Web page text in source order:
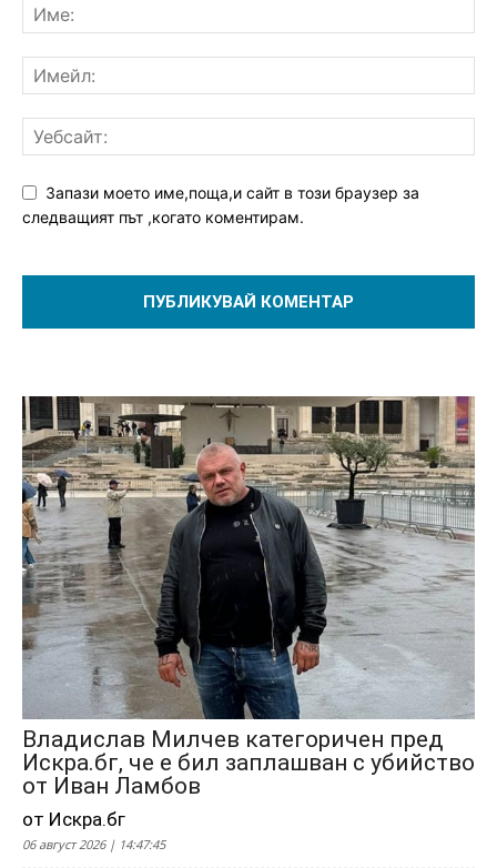
Запази моето име,поща,и сайт в този браузер за
следващият път ,когато коментирам.
Владислав Милчев категоричен пред
Искра.бг, че е бил заплашван с убийство
от Иван Ламбов
от Искра.бг
06 август 2026 | 14:47:45